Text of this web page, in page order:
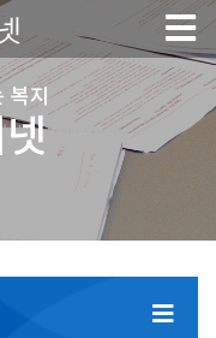
복지